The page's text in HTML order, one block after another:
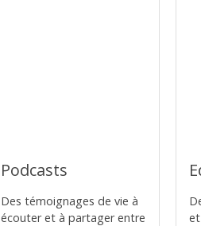
Podcasts
Des témoignages de vie à
écouter et à partager entre